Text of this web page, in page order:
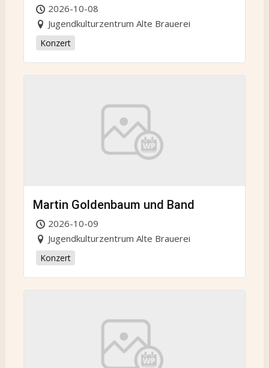
2026-10-08
Jugendkulturzentrum Alte Brauerei
Konzert
Martin Goldenbaum und Band
2026-10-09
Jugendkulturzentrum Alte Brauerei
Konzert